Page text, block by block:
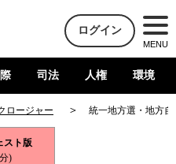
ログイン
MENU
司法 人権 環境
ロージャー 統一地方選・地方
スト版
)